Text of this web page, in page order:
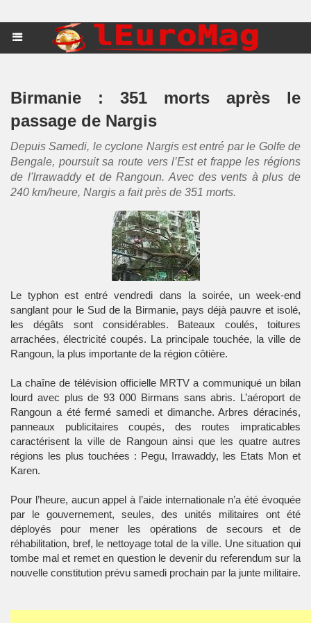
Birmanie : 351 morts après le
passage de Nargis
Depuis Samedi, le cyclone Nargis est entré par le Golfe de
Bengale, poursuit sa route vers l’Est et frappe les régions
de l'Irrawaddy et de Rangoun. Avec des vents à plus de
240 km/heure, Nargis a fait près de 351 morts.
Le typhon est entré vendredi dans la soirée, un week-end
sanglant pour le Sud de la Birmanie, pays déjà pauvre et isolé,
les dégâts sont considérables. Bateaux coulés, toitures
arrachées, électricité coupés. La principale touchée, la ville de
Rangoun, la plus importante de la région côtière.
La chaîne de télévision officielle MRTV a communiqué un bilan
lourd avec plus de 93 000 Birmans sans abris. L’aéroport de
Rangoun a été fermé samedi et dimanche. Arbres déracinés,
panneaux publicitaires coupés, des routes impraticables
caractérisent la ville de Rangoun ainsi que les quatre autres
régions les plus touchées : Pegu, Irrawaddy, les Etats Mon et
Karen.
Pour l’heure, aucun appel à l’aide internationale n’a été évoquée
par le gouvernement, seules, des unités militaires ont été
déployés pour mener les opérations de secours et de
réhabilitation, bref, le nettoyage total de la ville. Une situation qui
tombe mal et remet en question le devenir du referendum sur la
nouvelle constitution prévu samedi prochain par la junte militaire.